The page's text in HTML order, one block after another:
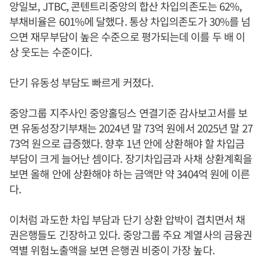
앙일보, JTBC, 콘텐트리중앙의 합산 차입의존도는 62%,
부채비율은 601%에 달했다. 통상 차입의존도가 30%를 넘
으면 재무부담이 높은 수준으로 평가되는데 이를 두 배 이
상 웃도는 수준이다.
단기 유동성 부담도 빠르게 커졌다.
중앙그룹 지주사인 중앙홀딩스 연결기준 감사보고서를 보
면 유동성장기부채는 2024년 말 73억 원에서 2025년 말 27
73억 원으로 급증했다. 향후 1년 안에 상환해야 할 차입금
부담이 크게 늘어난 셈이다. 장기차입금과 사채 상환계획을
보면 올해 안에 상환해야 하는 금액만 약 3404억 원에 이른
다.
이처럼 과도한 차입 부담과 단기 상환 압박이 겹치면서 채
권은행들도 긴장하고 있다. 중앙그룹 주요 계열사의 금융권
역별 위험노출액을 보면 은행권 비중이 가장 높다.